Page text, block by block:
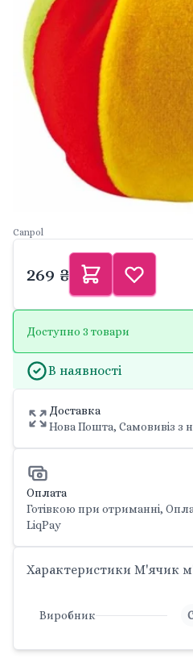
Canpol
269 ₴
Доступно 3 товари
В наявності
Доставка
Нова Пошта, Самовивіз з
Оплата
Готівкою при отриманні,
LiqPay
Характеристики М'ячик
Виробник